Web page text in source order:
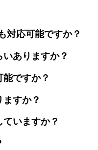
対応可能ですか？
ありますか？
ですか？
すか？
いますか？